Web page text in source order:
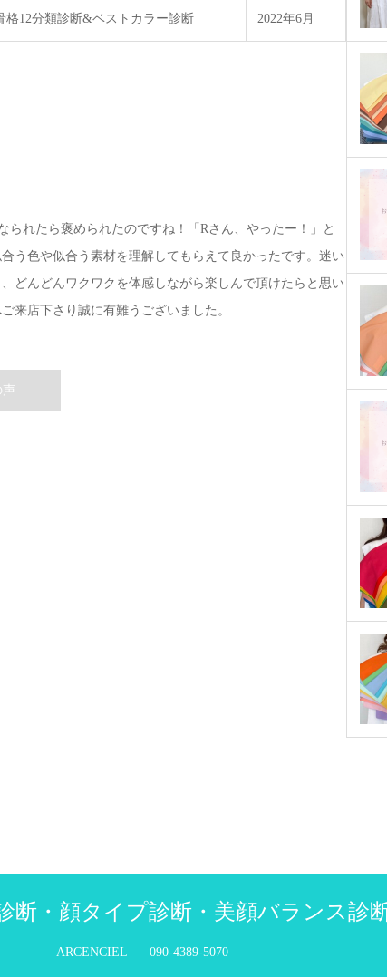
格12分類診断&ベストカラー診断 2022年6月
れたら褒められたのですね！「Rさん、やったー！」と
う色や似合う素材を理解してもらえて良かったです。迷い
どんどんワクワクを体感しながら楽しんで頂けたらと思い
来店下さり誠に有難うございました。
声
断・顔タイプ診断・美顔バランス診
ARCENCIEL 090-4389-5070